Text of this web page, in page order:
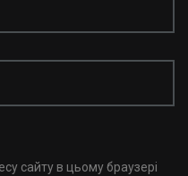
сайту в цьому браузері